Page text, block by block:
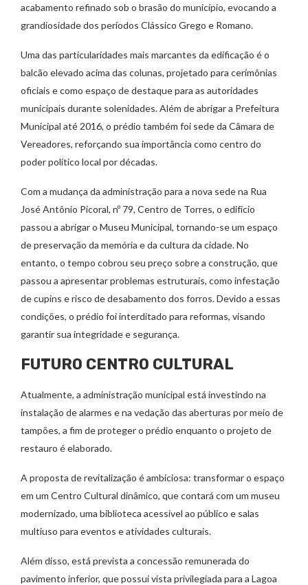
acabamento refinado sob o brasão do município, evocando a
grandiosidade dos períodos Clássico Grego e Romano.
Uma das particularidades mais marcantes da edificação é o
balcão elevado acima das colunas, projetado para cerimônias
oficiais e como espaço de destaque para as autoridades
municipais durante solenidades. Além de abrigar a Prefeitura
Municipal até 2016, o prédio também foi sede da Câmara de
Vereadores, reforçando sua importância como centro do
poder político local por décadas.
Com a mudança da administração para a nova sede na Rua
José Antônio Picoral, nº 79, Centro de Torres, o edifício
passou a abrigar o Museu Municipal, tornando-se um espaço
de preservação da memória e da cultura da cidade. No
entanto, o tempo cobrou seu preço sobre a construção, que
passou a apresentar problemas estruturais, como infestação
de cupins e risco de desabamento dos forros. Devido a essas
condições, o prédio foi interditado para reformas, visando
garantir sua integridade e segurança.
FUTURO CENTRO CULTURAL
Atualmente, a administração municipal está investindo na
instalação de alarmes e na vedação das aberturas por meio de
tampões, a fim de proteger o prédio enquanto o projeto de
restauro é elaborado.
A proposta de revitalização é ambiciosa: transformar o espaço
em um Centro Cultural dinâmico, que contará com um museu
modernizado, uma biblioteca acessível ao público e salas
multiuso para eventos e atividades culturais.
Além disso, está prevista a concessão remunerada do
pavimento inferior, que possui vista privilegiada para a Lagoa